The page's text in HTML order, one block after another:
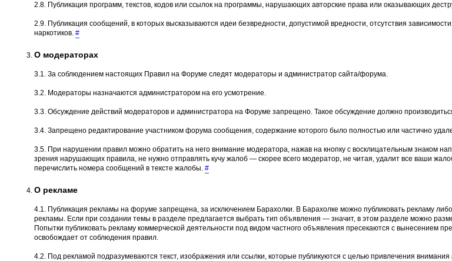
2.8. Публикация программ, текстов, кодов или ссылок на программы, нарушающих авторские права или оказывающих
2.9. Публикация сообщений, в которых высказываются идеи безвредности, допустимой вредности, отсутствия
наркотиков. #
О модераторах
3.1. За соблюдением настоящих Правил на Форуме следят модераторы и администратор сайта/форума.
3.2. Модераторы назначаются администратором на его усмотрение.
3.3. Обсуждение действий модераторов и администратора на Форуме запрещено. Такое обсуждение должно
3.4. Запрещено редактирование участником форума сообщения, содержание которого было полностью или частично
3.5. При нарушении правил можно обратить на него внимание модератора, нажав на кнопку с восклицательным знаком
зрения нарушающих правила, не нужно отправлять кучу жалоб — скорее всего модератор, не читая, удалит все ваши
перечислить номера сообщений в тексте жалобы. #
О рекламе
4.1. Публикация рекламы на форуме запрещена, за исключением Барахолки. В Барахолке можно публиковать рекламу
рекламы. Если при создании темы в разделе предлагается выбрать тип объявления — значит, в этом разделе можно
Попытки публиковать рекламу коммерческой деятельности под видом частного объявления пресекаются с вынесением
освобождает от соблюдения правил.
4.2. Под рекламой подразумеваются текст, изображения или ссылки, которые публикуются с целью привлечения внимания